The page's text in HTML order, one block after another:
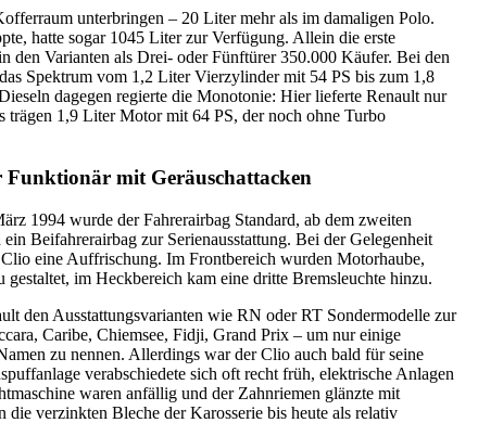
unterbringen – 20 Liter mehr als im damaligen Polo.
hatte sogar 1045 Liter zur Verfügung. Allein die erste
den Varianten als Drei- oder Fünftürer 350.000 Käufer. Bei den
Spektrum vom 1,2 Liter Vierzylinder mit 54 PS bis zum 1,8
dagegen regierte die Monotonie: Hier lieferte Renault nur
trägen 1,9 Liter Motor mit 64 PS, der noch ohne Turbo
Funktionär mit Geräuschattacken
1994 wurde der Fahrerairbag Standard, ab dem zweiten
Beifahrerairbag zur Serienausstattung. Bei der Gelegenheit
eine Auffrischung. Im Frontbereich wurden Motorhaube,
im Heckbereich kam eine dritte Bremsleuchte hinzu.
den Ausstattungsvarianten wie RN oder RT Sondermodelle zur
Caribe, Chiemsee, Fidji, Grand Prix – um nur einige
zu nennen. Allerdings war der Clio auch bald für seine
verabschiedete sich oft recht früh, elektrische Anlagen
waren anfällig und der Zahnriemen glänzte mit
verzinkten Bleche der Karosserie bis heute als relativ